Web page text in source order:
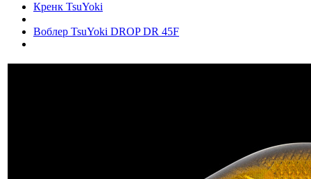
Кренк TsuYoki
Воблер TsuYoki DROP DR 45F